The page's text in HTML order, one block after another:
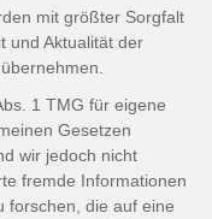
mit größter Sorgfalt
und Aktualität der
1 TMG für eigene
Gesetzen
wir jedoch nicht
fremde Informationen
forschen, die auf eine